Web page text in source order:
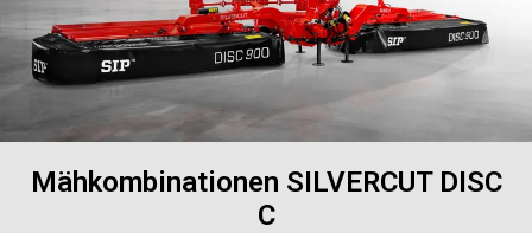
Mähkombinationen SILVERCUT DISC
C